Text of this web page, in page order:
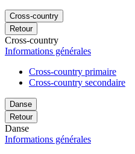
Cross-country
Retour
Cross-country
Informations générales
Cross-country primaire
Cross-country secondaire
Danse
Retour
Danse
Informations générales